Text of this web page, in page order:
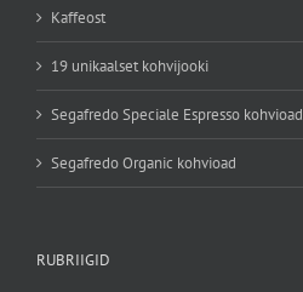
Kaffeost
19 unikaalset kohvijooki
Segafredo Speciale Espresso kohvioad
Segafredo Organic kohvioad
RUBRIIGID